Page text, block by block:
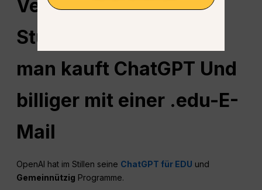
Versteckte
Studentenrabatte: Wie
man kauft ChatGPT Und
billiger mit einer .edu-E-
Mail
OpenAI hat im Stillen seine ChatGPT für EDU und
Gemeinnützig Programme.